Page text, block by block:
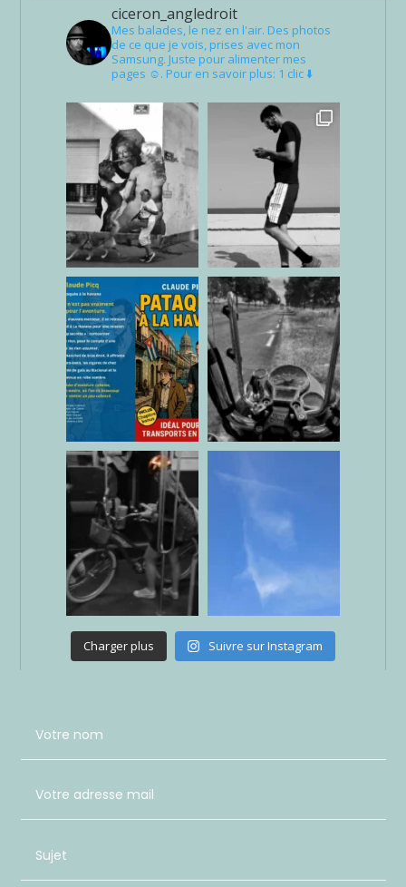
ciceron_angledroit
Mes balades, le nez en l'air. Des photos
de ce que je vois, prises avec mon
Samsung. Juste pour alimenter mes
pages ☺. Pour en savoir plus: 1 clic ⬇️
Charger plus Suivre sur Instagram